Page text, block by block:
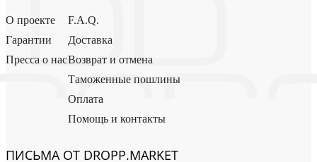
О проекте
Гарантии
Пресса о нас
F.A.Q.
Доставка
Возврат и отмена
Таможенные пошлины
Оплата
Помощь и контакты
ПИСЬМА ОТ DROPP.MARKET